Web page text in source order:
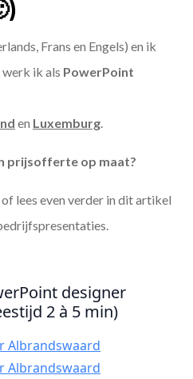
Frans en Engels) en ik
ik als PowerPoint
en Luxemburg.
prijsofferte op maat?
lees even verder in dit artikel
designer
2 à 5 min)
Albrandswaard
Albrandswaard